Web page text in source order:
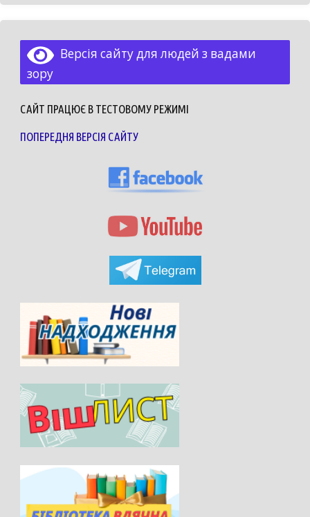
Версія сайту для людей з вадами
зору
САЙТ ПРАЦЮЄ В ТЕСТОВОМУ РЕЖИМІ
ПОПЕРЕДНЯ ВЕРСІЯ САЙТУ